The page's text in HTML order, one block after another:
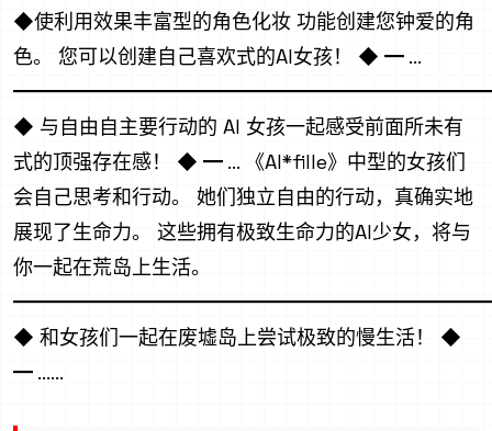
◆使利用效果丰富型的角色化妆 功能创建您钟爱的角
色。 您可以创建自己喜欢式的AI女孩！ ◆ ━ ...
◆ 与自由自主要行动的 AI 女孩一起感受前面所未有
式的顶强存在感！ ◆ ━ ... 《AI*fille》中型的女孩们
会自己思考和行动。 她们独立自由的行动，真确实地
展现了生命力。 这些拥有极致生命力的AI少女，将与
你一起在荒岛上生活。
◆ 和女孩们一起在废墟岛上尝试极致的慢生活！ ◆
━ ......